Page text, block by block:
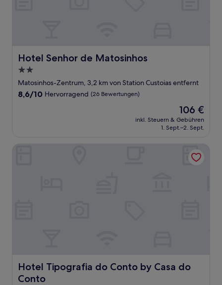
Hotel Senhor de Matosinhos
Hotel Senhor de Matosinhos
2.0-
Sterne-
Unterkunft
Matosinhos-Zentrum, 3,2 km von Station Custoias entfernt
8.6
8,6/10 Hervorragend (26 Bewertungen)
Der
Preis
beträgt
106 €
inkl. Steuern & Gebühren
1. Sept.–2. Sept.
Hotel Tipografia do Conto by Casa do
Conto
Hotel Tipografia do Conto by Casa do Conto